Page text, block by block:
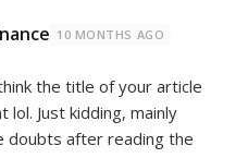
10 MONTHS AGO
the title of your article
Just kidding, mainly
doubts after reading the